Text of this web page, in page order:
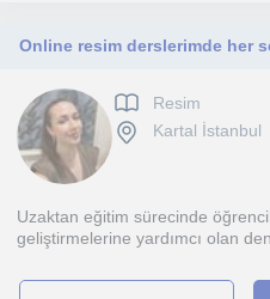
Resim
Kartal İstanbul
Uzaktan eğitim sürecinde
geliştirmelerine yardımcı olan